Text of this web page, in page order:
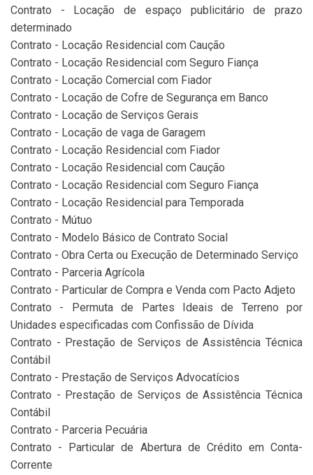
Contrato - Locação de espaço publicitário de prazo
determinado
Contrato - Locação Residencial com Caução
Contrato - Locação Residencial com Seguro Fiança
Contrato - Locação Comercial com Fiador
Contrato - Locação de Cofre de Segurança em Banco
Contrato - Locação de Serviços Gerais
Contrato - Locação de vaga de Garagem
Contrato - Locação Residencial com Fiador
Contrato - Locação Residencial com Caução
Contrato - Locação Residencial com Seguro Fiança
Contrato - Locação Residencial para Temporada
Contrato - Mútuo
Contrato - Modelo Básico de Contrato Social
Contrato - Obra Certa ou Execução de Determinado Serviço
Contrato - Parceria Agrícola
Contrato - Particular de Compra e Venda com Pacto Adjeto
Contrato - Permuta de Partes Ideais de Terreno por
Unidades especificadas com Confissão de Dívida
Contrato - Prestação de Serviços de Assistência Técnica
Contábil
Contrato - Prestação de Serviços Advocatícios
Contrato - Prestação de Serviços de Assistência Técnica
Contábil
Contrato - Parceria Pecuária
Contrato - Particular de Abertura de Crédito em Conta-
Corrente